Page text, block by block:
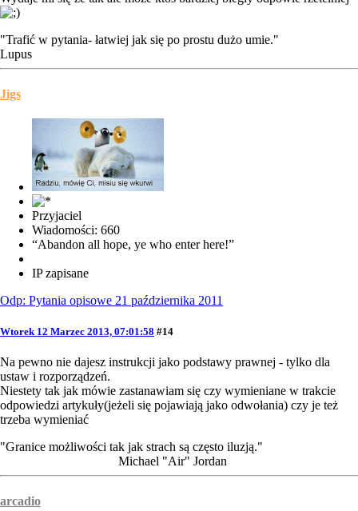
"Trafić w pytania- łatwiej jak się po prostu dużo umie."
Lupus
Jigs
Przyjaciel
Wiadomości: 660
“Abandon all hope, ye who enter here!”
IP zapisane
Odp: Pytania opisowe 21 października 2011
Wtorek 12 Marzec 2013, 07:01:58 #14
Na pewno nie dajesz instrukcji jako podstawy prawnej - tylko dla
ustaw i rozporządzeń.
Niestety tak jak mówie zastanawiam się czy wymieniane w trakcie
odpowiedzi artykuły(jeżeli się pojawiają jako odwołania) czy je też
trzeba wymieniać
"Granice możliwości tak jak strach są często iluzją."
Michael "Air" Jordan
arcadio